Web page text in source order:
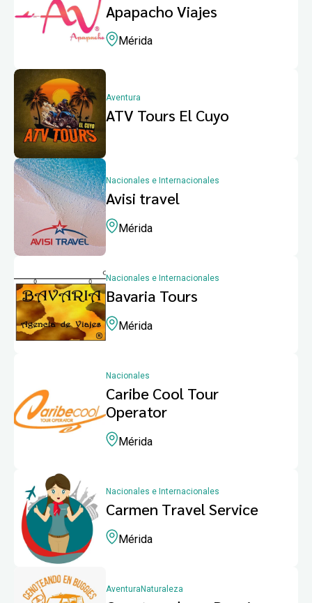
Apapacho Viajes
Mérida
Aventura
ATV Tours El Cuyo
Nacionales e Internacionales
Avisi travel
Mérida
Nacionales e Internacionales
Bavaria Tours
Mérida
Nacionales
Caribe Cool Tour
Operator
Mérida
Nacionales e Internacionales
Carmen Travel Service
Mérida
Aventura Naturaleza